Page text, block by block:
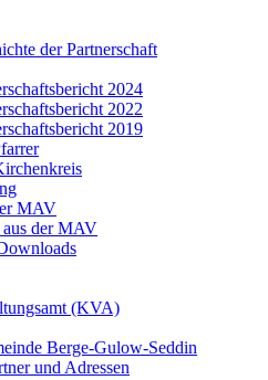
der Partnerschaft
2024
2022
2019
MAV
der MAV
(KVA)
Berge-Gulow-Seddin
und Adressen